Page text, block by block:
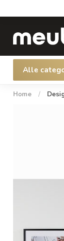
Alle
Home /